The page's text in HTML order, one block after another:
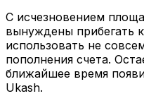
С исчезновением
вынуждены прибегать
использовать не
пополнения счета.
ближайшее время
Ukash.